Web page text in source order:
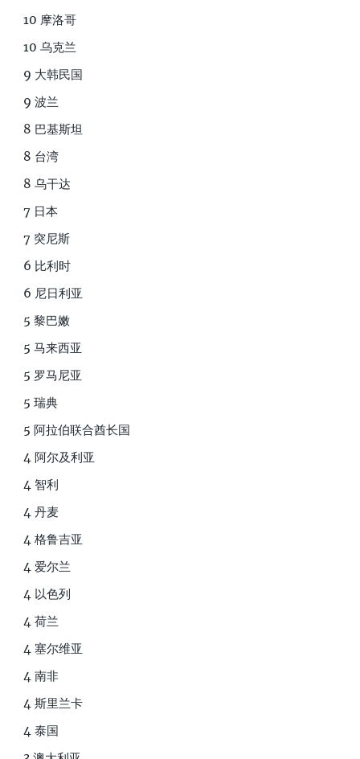
10 摩洛哥
10 乌克兰
9 大韩民国
9 波兰
8 巴基斯坦
8 台湾
8 乌干达
7 日本
7 突尼斯
6 比利时
6 尼日利亚
5 黎巴嫩
5 马来西亚
5 罗马尼亚
5 瑞典
5 阿拉伯联合酋长国
4 阿尔及利亚
4 智利
4 丹麦
4 格鲁吉亚
4 爱尔兰
4 以色列
4 荷兰
4 塞尔维亚
4 南非
4 斯里兰卡
4 泰国